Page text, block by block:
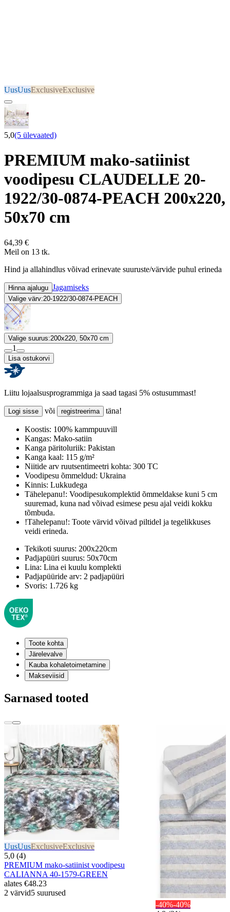
UusUusExclusiveExclusive
5,0(5 ülevaated)
PREMIUM mako-satiinist
voodipesu CLAUDELLE 20-
1922/30-0874-PEACH 200x220,
50x70 cm
64,39 €
Meil on 13 tk.
Hind ja allahindlus võivad erinevate suuruste/värvide puhul erineda
Hinna ajalugu Jagamiseks
Valige värv:20-1922/30-0874-PEACH
Valige suurus:200x220, 50x70 cm
1
Lisa ostukorvi
Liitu lojaalsusprogrammiga ja saad tagasi 5% ostusummast!
Logi sisse või registreerima täna!
Koostis: 100% kammpuuvill
Kangas: Mako-satiin
Kanga päritoluriik: Pakistan
Kanga kaal: 115 g/m²
Niitide arv ruutsentimeetri kohta: 300 TC
Voodipesu õmmeldud: Ukraina
Kinnis: Lukkudega
Tähelepanu!: Voodipesukomplektid õmmeldakse kuni 5 cm
suuremad, kuna nad võivad esimese pesu ajal veidi kokku
tõmbuda.
!Tähelepanu!: Toote värvid võivad piltidel ja tegelikkuses
veidi erineda.
Tekikoti suurus: 200x220cm
Padjapüüri suurus: 50x70cm
Lina: Lina ei kuulu komplekti
Padjapüüride arv: 2 padjapüüri
Svoris: 1.726 kg
Toote kohta
Järelevalve
Kauba kohaletoimetamine
Makseviisid
Sarnased tooted
UusUusExclusiveExclusive
5,0 (4)
PREMIUM mako-satiinist voodipesu
CALIANNA 40-1579-GREEN
alates €48.23
2 värvid5 suurused
-40%-40%